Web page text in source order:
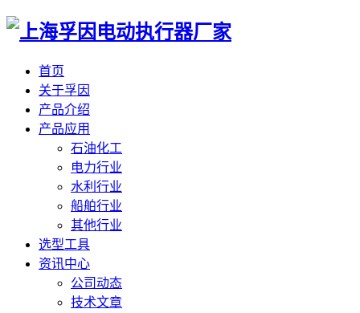
首页
关于孚因
产品介绍
产品应用
石油化工
电力行业
水利行业
船舶行业
其他行业
选型工具
资讯中心
公司动态
技术文章